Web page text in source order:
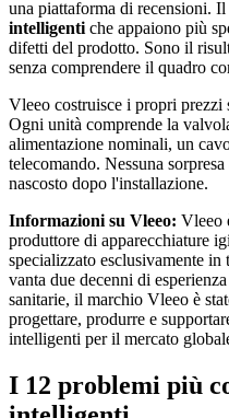
una piattaforma di recensioni. Il
intelligenti che appaiono più
difetti del prodotto. Sono il
senza comprendere il quadro
Vleeo costruisce i propri prezzi
Ogni unità comprende la
alimentazione nominali, un
telecomando. Nessuna
nascosto dopo l'installazione.
Informazioni su Vleeo: Vleeo
produttore di apparecchiature
specializzato esclusivamente
vanta due decenni di
sanitarie, il marchio Vleeo è
progettare, produrre e
intelligenti per il mercato
I 12 problemi più